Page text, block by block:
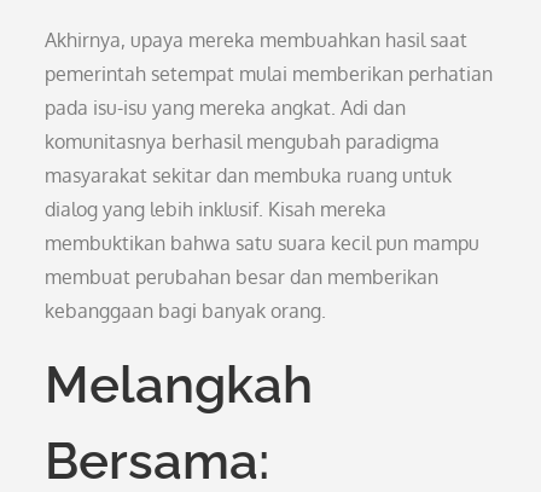
Akhirnya, upaya mereka membuahkan hasil saat
pemerintah setempat mulai memberikan perhatian
pada isu-isu yang mereka angkat. Adi dan
komunitasnya berhasil mengubah paradigma
masyarakat sekitar dan membuka ruang untuk
dialog yang lebih inklusif. Kisah mereka
membuktikan bahwa satu suara kecil pun mampu
membuat perubahan besar dan memberikan
kebanggaan bagi banyak orang.
Melangkah
Bersama: